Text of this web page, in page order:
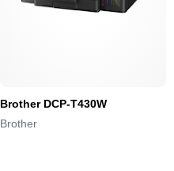
Brother DCP-T430W
Brother